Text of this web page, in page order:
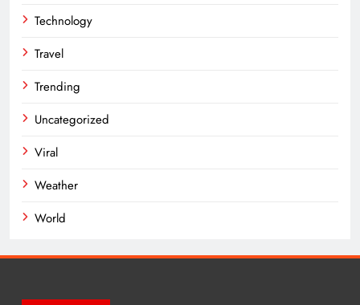
Technology
Travel
Trending
Uncategorized
Viral
Weather
World